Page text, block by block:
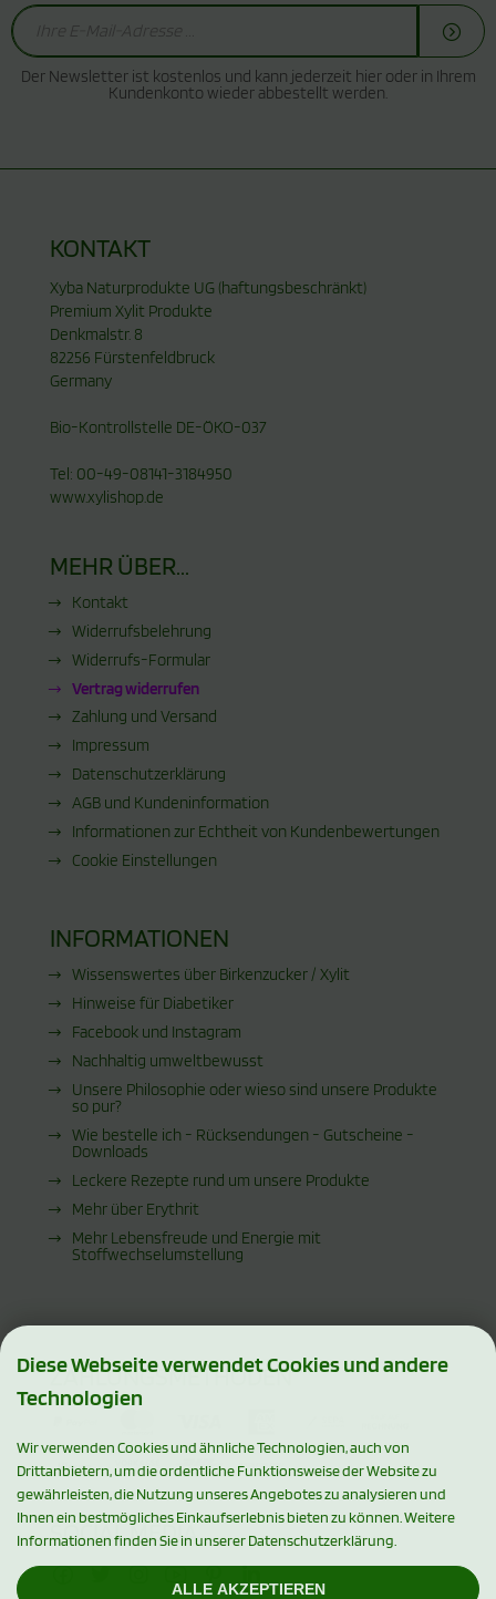
Der Newsletter ist kostenlos und kann jederzeit hier oder in Ihrem
Kundenkonto wieder abbestellt werden.
KONTAKT
Xyba Naturprodukte UG (haftungsbeschränkt)
Premium Xylit Produkte
Denkmalstr. 8
82256 Fürstenfeldbruck
Germany
Bio-Kontrollstelle DE-ÖKO-037
Tel: 00-49-08141-3184950
www.xylishop.de
MEHR ÜBER...
Kontakt
Widerrufsbelehrung
Widerrufs-Formular
Vertrag widerrufen
Zahlung und Versand
Impressum
Datenschutzerklärung
AGB und Kundeninformation
Informationen zur Echtheit von Kundenbewertungen
Cookie Einstellungen
INFORMATIONEN
Wissenswertes über Birkenzucker / Xylit
Hinweise für Diabetiker
Facebook und Instagram
Nachhaltig umweltbewusst
Unsere Philosophie oder wieso sind unsere Produkte
so pur?
Wie bestelle ich - Rücksendungen - Gutscheine -
Downloads
Leckere Rezepte rund um unsere Produkte
Mehr über Erythrit
Mehr Lebensfreude und Energie mit
Stoffwechselumstellung
ZAHLUNGSMETHODEN
SOCIAL MEDIA
Diese Webseite verwendet Cookies und andere
Technologien
Wir verwenden Cookies und ähnliche Technologien, auch von
Drittanbietern, um die ordentliche Funktionsweise der Website zu
gewährleisten, die Nutzung unseres Angebotes zu analysieren und
Ihnen ein bestmögliches Einkaufserlebnis bieten zu können. Weitere
Informationen finden Sie in unserer Datenschutzerklärung.
ALLE AKZEPTIEREN